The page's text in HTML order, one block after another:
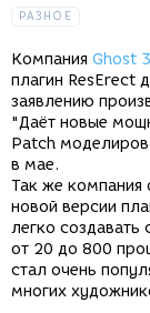
РАЗНОЕ
Компания Ghost
плагин ResErect
заявлению
"Даёт новые
Patch
в мае.
Так же компания
новой версии
легко создавать
от 20 до 800
стал очень
многих